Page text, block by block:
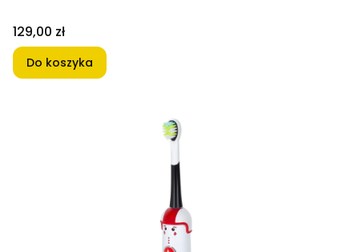
Cena
129,00 zł
Do koszyka